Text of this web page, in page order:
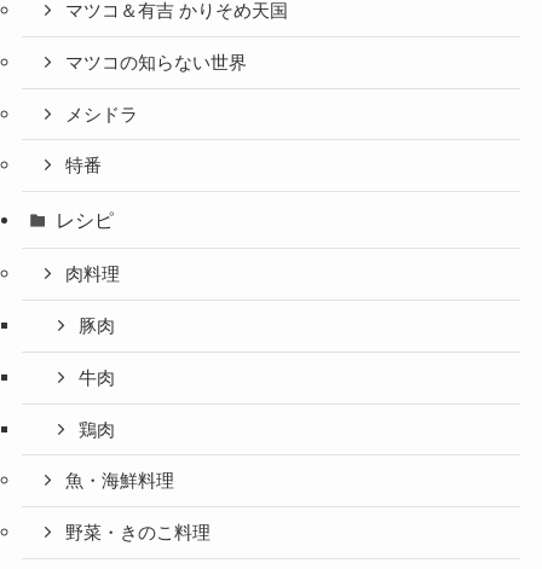
マツコ＆有吉 かりそめ天国
マツコの知らない世界
メシドラ
特番
レシピ
肉料理
豚肉
牛肉
鶏肉
魚・海鮮料理
野菜・きのこ料理